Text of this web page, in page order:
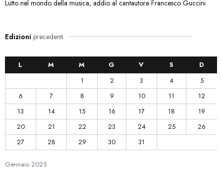
Lutto nel mondo della musica, addio al cantautore Francesco Guccini
Edizioni precedenti
Gennaio 2025
L M M G V S
D
1
2 3 4
5
6
7 8 9 10 11
12
13
14 15 16 17 18
19
20
21 22 23 24 25
26
27
28 29 30 31